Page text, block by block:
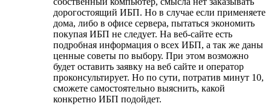
дорогостоящий ИБП. Но в случае если применяете
дома, либо в офисе сервера, пытаться экономить
покупая ИБП не следует. На веб-сайте есть
подробная информация о всех ИБП, а так же даны
ценные советы по выбору. При этом возможно
будет оставить заявку на веб сайте и оператор
проконсультирует. Но по сути, потратив минут 10,
сможете самостоятельно выяснить, какой
конкретно ИБП подойдет.